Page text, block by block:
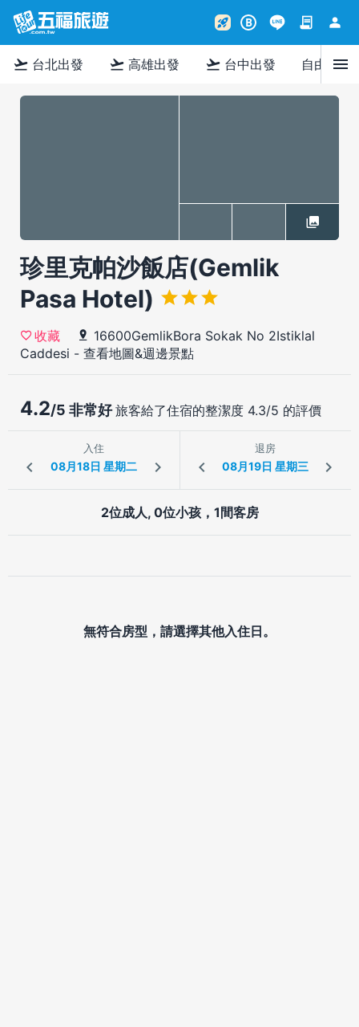
rocket_launch B contract person
flight_takeoff 台北出發 flight_takeoff 高雄出發 flight_takeoff 台中出發 自由行menu
珍里克帕沙飯店(Gemlik
Pasa Hotel)
收藏
16600GemlikBora Sokak No 2Istiklal
Caddesi - 查看地圖&週邊景點
4.2/5 非常好旅客給了住宿的整潔度 4.3/5 的評價
入住 退房
2位成人, 0位小孩，1間客房
無符合房型，請選擇其他入住日。